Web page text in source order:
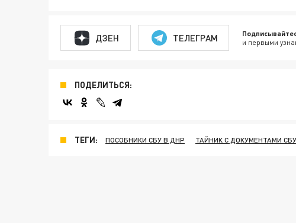
ДЗЕН ТЕЛЕГРАМ и первыми
ПОДЕЛИТЬСЯ:
ТЕГИ: ПОСОБНИКИ СБУ В ДНР ТАЙНИК С ДОКУМЕНТАМИ СБУ